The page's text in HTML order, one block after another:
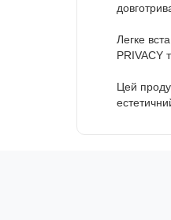
Легке
PRIVACY
Цей